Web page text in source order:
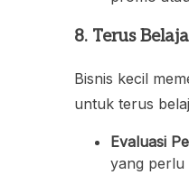
8. Terus
Bisnis kecil
untuk terus
Evaluasi
yang perlu